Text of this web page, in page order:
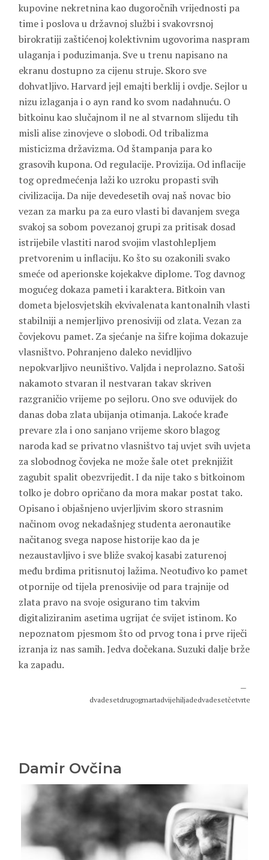
kupovine nekretnina kao dugoročnih vrijednosti pa
time i poslova u državnoj službi i svakovrsnoj
birokratiji zaštićenoj kolektivnim ugovorima naspram
ulaganja i poduzimanja. Sve u trenu napisano na
ekranu dostupno za cijenu struje. Skoro sve
dohvatljivo. Harvard jejl emajti berklij i ovdje. Sejlor u
nizu izlaganja i o ayn rand ko svom nadahnuću. O
bitkoinu kao slučajnom il ne al stvarnom slijedu tih
misli alise zinovjeve o slobodi. Od tribalizma
misticizma državizma. Od štampanja para ko
grasovih kupona. Od regulacije. Provizija. Od inflacije
tog opredmećenja laži ko uzroku propasti svih
civilizacija. Da nije devedesetih ovaj naš novac bio
vezan za marku pa za euro vlasti bi davanjem svega
svakoj sa sobom povezanoj grupi za pritisak dosad
istrijebile vlastiti narod svojim vlastohlepljem
pretvorenim u inflaciju. Ko što su ozakonili svako
smeće od aperionske kojekakve diplome. Tog davnog
mogućeg dokaza pameti i karaktera. Bitkoin van
dometa bjelosvjetskih ekvivalenata kantonalnih vlasti
stabilniji a nemjerljivo prenosiviji od zlata. Vezan za
čovjekovu pamet. Za sjećanje na šifre kojima dokazuje
vlasništvo. Pohranjeno daleko nevidljivo
nepokvarljivo neuništivo. Valjda i neprolazno. Satoši
nakamoto stvaran il nestvaran takav skriven
razgraničio vrijeme po sejloru. Ono sve oduvijek do
danas doba zlata ubijanja otimanja. Lakoće krađe
prevare zla i ono sanjano vrijeme skoro blagog
naroda kad se privatno vlasništvo taj uvjet svih uvjeta
za slobodnog čovjeka ne može šale otet preknjižit
zagubit spalit obezvrijedit. I da nije tako s bitkoinom
tolko je dobro opričano da mora makar postat tako.
Opisano i objašnjeno uvjerljivim skoro strasnim
načinom ovog nekadašnjeg studenta aeronautike
načitanog svega napose historije kao da je
nezaustavljivo i sve bliže svakoj kasabi zaturenoj
među brdima pritisnutoj lažima. Neotuđivo ko pamet
otpornije od tijela prenosivije od para trajnije od
zlata pravo na svoje osigurano tim takvim
digitaliziranim asetima ugrijat će svijet istinom. Ko
nepoznatom pjesmom što od prvog tona i prve riječi
izranja iz nas samih. Jedva dočekana. Suzuki dalje brže
ka zapadu.
dvadesetdrugogmartadvijehiljadedvadesetčetvrte
Damir Ovčina